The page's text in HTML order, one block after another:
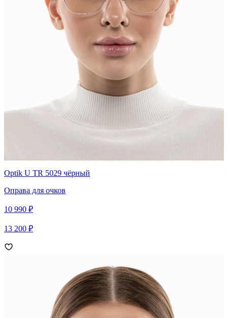
Optik U TR 5029 чёрный
Оправа для очков
10 990 ₽
13 200 ₽